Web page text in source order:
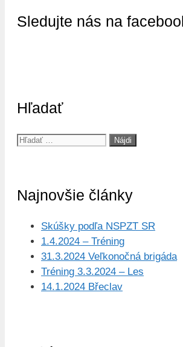
Sledujte nás na
Hľadať
Hľadať:
Najnovšie články
Skúšky podľa NSPZT SR
1.4.2024 – Tréning
31.3.2024 Veľkonočná brigáda
Tréning 3.3.2024 – Les
14.1.2024 Břeclav